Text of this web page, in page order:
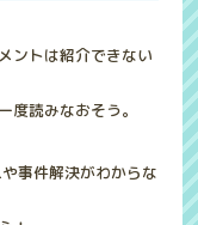
ントは紹介できない
度読みなおそう。
事件解決がわからな